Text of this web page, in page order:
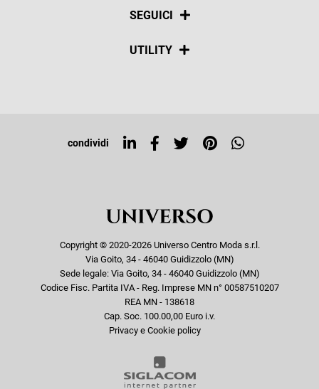
Pagamenti
SEGUICI
Social
UTILITY
Top ricerche
condividi
Copyright © 2020-2026 Universo Centro Moda s.r.l.
Via Goito, 34 - 46040 Guidizzolo (MN)
Sede legale: Via Goito, 34 - 46040 Guidizzolo (MN)
Codice Fisc. Partita IVA - Reg. Imprese MN n° 00587510207
REA MN - 138618
Cap. Soc. 100.00,00 Euro i.v.
Privacy e Cookie policy